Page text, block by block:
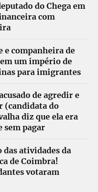
do Chega em
com
companheira de
um império de
para imigrantes
de agredir e
(candidata do
diz que ela era
sem pagar
das atividades da
de Coimbra!
votaram